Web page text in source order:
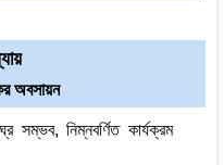
অবসায়ন
সম্ভব, নিম্নবর্ণিত কার্যক্রম